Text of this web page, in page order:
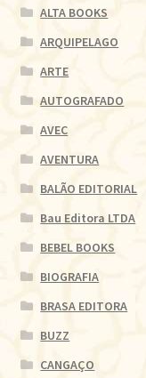
ALTA BOOKS
ARQUIPELAGO
ARTE
AUTOGRAFADO
AVEC
AVENTURA
BALÃO EDITORIAL
Bau Editora LTDA
BEBEL BOOKS
BIOGRAFIA
BRASA EDITORA
BUZZ
CANGAÇO